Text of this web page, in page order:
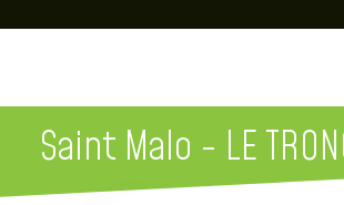
Saint Malo - LE